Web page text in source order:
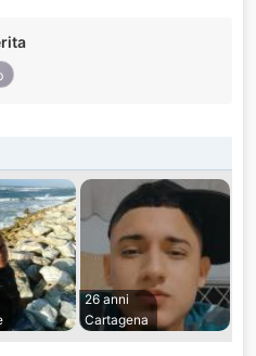
26 anni
Cartagena